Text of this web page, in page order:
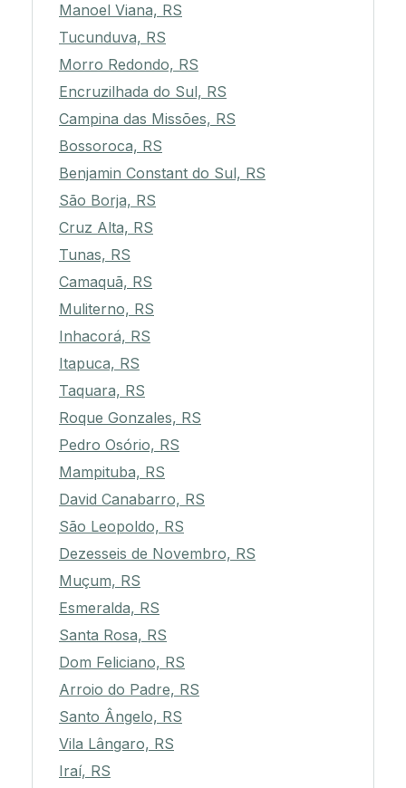
Manoel Viana, RS
Tucunduva, RS
Morro Redondo, RS
Encruzilhada do Sul, RS
Campina das Missões, RS
Bossoroca, RS
Benjamin Constant do Sul, RS
São Borja, RS
Cruz Alta, RS
Tunas, RS
Camaquã, RS
Muliterno, RS
Inhacorá, RS
Itapuca, RS
Taquara, RS
Roque Gonzales, RS
Pedro Osório, RS
Mampituba, RS
David Canabarro, RS
São Leopoldo, RS
Dezesseis de Novembro, RS
Muçum, RS
Esmeralda, RS
Santa Rosa, RS
Dom Feliciano, RS
Arroio do Padre, RS
Santo Ângelo, RS
Vila Lângaro, RS
Iraí, RS